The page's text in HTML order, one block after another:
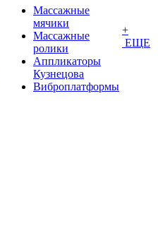
Массажные
мячики
Массажные
ролики
Аппликаторы
Кузнецова
Виброплатформы
+
ЕЩЕ